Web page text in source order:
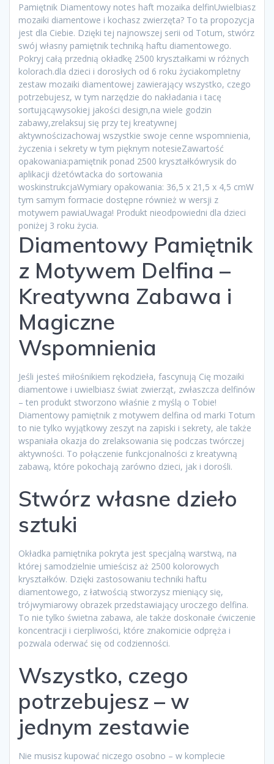
Pamiętnik Diamentowy notes haft mozaika delfinUwielbiasz
mozaiki diamentowe i kochasz zwierzęta? To ta propozycja
jest dla Ciebie. Dzięki tej najnowszej serii od Totum, stwórz
swój własny pamiętnik techniką haftu diamentowego.
Pokryj całą przednią okładkę 2500 kryształkami w różnych
kolorach.dla dzieci i dorosłych od 6 roku życiakompletny
zestaw mozaiki diamentowej zawierający wszystko, czego
potrzebujesz, w tym narzędzie do nakładania i tacę
sortującąwysokiej jakości design,na wiele godzin
zabawy,zrelaksuj się przy tej kreatywnej
aktywnościzachowaj wszystkie swoje cenne wspomnienia,
życzenia i sekrety w tym pięknym notesieZawartość
opakowania:pamiętnik ponad 2500 kryształkówrysik do
aplikacji dżetówtacka do sortowania
woskinstrukcjaWymiary opakowania: 36,5 x 21,5 x 4,5 cmW
tym samym formacie dostępne również w wersji z
motywem pawiaUwaga! Produkt nieodpowiedni dla dzieci
poniżej 3 roku życia.
Diamentowy Pamiętnik
z Motywem Delfina –
Kreatywna Zabawa i
Magiczne
Wspomnienia
Jeśli jesteś miłośnikiem rękodzieła, fascynują Cię mozaiki
diamentowe i uwielbiasz świat zwierząt, zwłaszcza delfinów
– ten produkt stworzono właśnie z myślą o Tobie!
Diamentowy pamiętnik z motywem delfina od marki Totum
to nie tylko wyjątkowy zeszyt na zapiski i sekrety, ale także
wspaniała okazja do zrelaksowania się podczas twórczej
aktywności. To połączenie funkcjonalności z kreatywną
zabawą, które pokochają zarówno dzieci, jak i dorośli.
Stwórz własne dzieło
sztuki
Okładka pamiętnika pokryta jest specjalną warstwą, na
której samodzielnie umieścisz aż 2500 kolorowych
kryształków. Dzięki zastosowaniu techniki haftu
diamentowego, z łatwością stworzysz mieniący się,
trójwymiarowy obrazek przedstawiający uroczego delfina.
To nie tylko świetna zabawa, ale także doskonałe ćwiczenie
koncentracji i cierpliwości, które znakomicie odpręża i
pozwala oderwać się od codzienności.
Wszystko, czego
potrzebujesz – w
jednym zestawie
Nie musisz kupować niczego osobno – w komplecie